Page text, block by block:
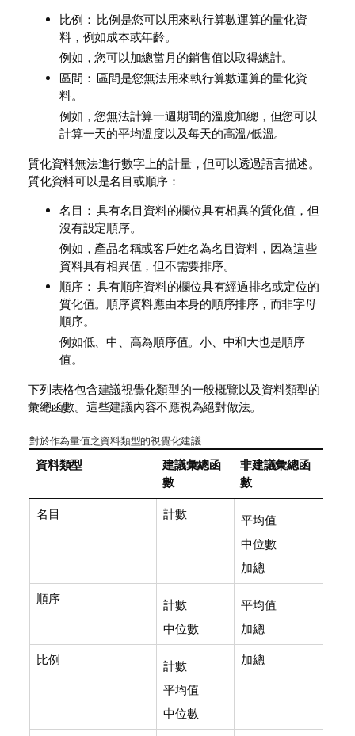
比例： 比例是您可以用來執行算數運算的量化資
料，例如成本或年齡。
例如，您可以加總當月的銷售值以取得總計。
區間： 區間是您無法用來執行算數運算的量化資
料。
例如，您無法計算一週期間的溫度加總，但您可以
計算一天的平均溫度以及每天的高溫/低溫。
質化資料無法進行數字上的計量，但可以透過語言描述。
質化資料可以是名目或順序：
名目： 具有名目資料的欄位具有相異的質化值，但
沒有設定順序。
例如，產品名稱或客戶姓名為名目資料，因為這些
資料具有相異值，但不需要排序。
順序： 具有順序資料的欄位具有經過排名或定位的
質化值。順序資料應由本身的順序排序，而非字母
順序。
例如低、中、高為順序值。小、中和大也是順序
值。
下列表格包含建議視覺化類型的一般概覽以及資料類型的
彙總函數。這些建議內容不應視為絕對做法。
對於作為量值之資料類型的視覺化建議
資料類型
建議彙總函
數
非建議彙總函
數
名目 計數
平均值
中位數
加總
順序
計數
中位數
平均值
加總
比例
計數
平均值
中位數
加總